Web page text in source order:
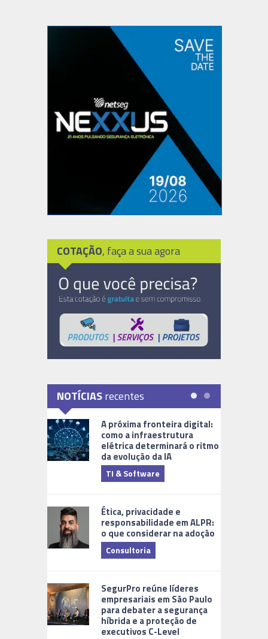
COTAÇÃO, faça a sua agora
NOTÍCIASrecentes
A próxima fronteira digital:
como a infraestrutura
elétrica determinará o ritmo
da evolução da IA
TI & Software
Ética, privacidade e
responsabilidade em ALPR:
o que considerar na adoção
Consultoria
SegurPro reúne líderes
empresariais em São Paulo
para debater a segurança
híbrida e a proteção de
executivos C-Level